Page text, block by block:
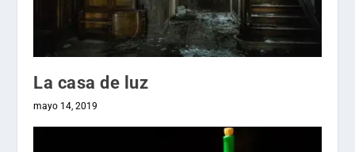
La casa de luz
mayo 14, 2019